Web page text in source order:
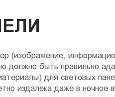
(изображение,
должно быть правильно
для световых
издалека даже в ночное